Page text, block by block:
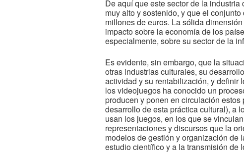
De aquí que este sector de la
muy alto y sostenido, y que el
millones de euros. La sólida
impacto sobre la economía de los
especialmente, sobre su sector de la
Es evidente, sin embargo, que la
otras industrias culturales, su
actividad y su rentabilización, y definir
los videojuegos ha conocido un
producen y ponen en circulación
desarrollo de esta práctica cultural), a
usan los juegos, en los que se
representaciones y discursos que la
modelos de gestión y organización de
estudio científico y a la transmisión de